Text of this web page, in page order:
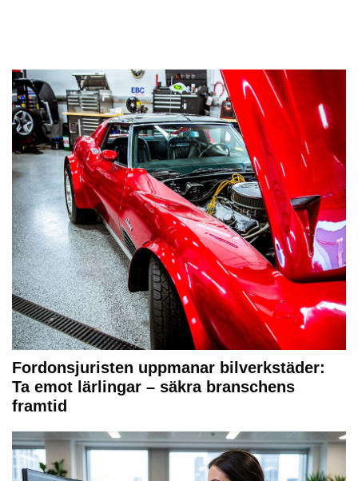
Fordonsjuristen uppmanar bilverkstäder:
Ta emot lärlingar – säkra branschens
framtid